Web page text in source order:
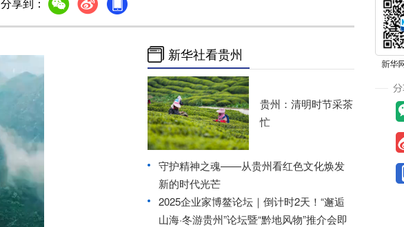
新华社看贵州
贵州：清明时节采茶
忙
守护精神之魂——从贵州看红色文化焕发
新的时代光芒
2025企业家博鳌论坛｜倒计时2天！“邂逅
山海·冬游贵州”论坛暨“黔地风物”推介会即